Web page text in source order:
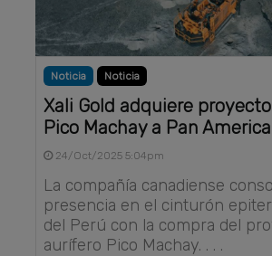
Noticia Noticia
Xali Gold adquiere
Pico Machay a Pan
24/Oct/2025 5:04pm
La compañía canadiense
presencia en el cinturón
del Perú con la compra del
aurífero Pico Machay. . . .